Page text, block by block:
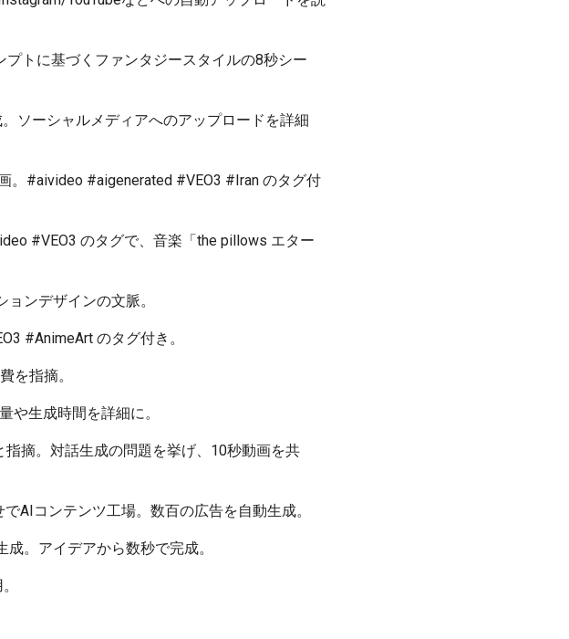
トに基づくファンタジースタイルの8秒シー
ソーシャルメディアへのアップロードを詳細
。#aivideo #aigenerated #VEO3 #Iran のタグ付
#VEO3 のタグで、音楽「the pillows エター
ンデザインの文脈。
#AnimeArt のタグ付き。
を指摘。
や生成時間を詳細に。
摘。対話生成の問題を挙げ、10秒動画を共
AIコンテンツ工場。数百の広告を自動生成。
。アイデアから数秒で完成。